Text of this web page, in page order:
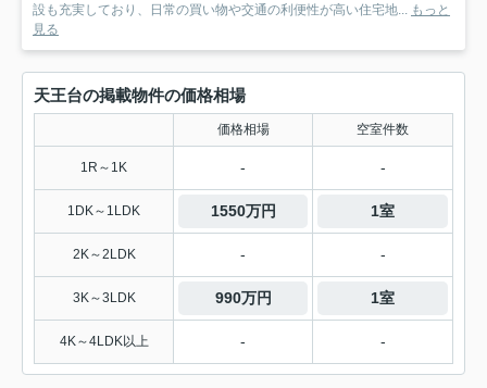
設も充実しており、日常の買い物や交通の利便性が高い住宅地... もっと
見る
天王台の掲載物件の価格相場
価格相場 空室件数
1R～1K - -
1DK～1LDK 1550万円 1室
2K～2LDK - -
3K～3LDK 990万円 1室
4K～4LDK以上 - -